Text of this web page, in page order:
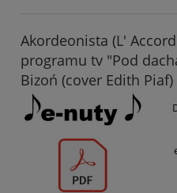
Akordeonista (L'
programu tv "Pod
Bizoń (cover Edith